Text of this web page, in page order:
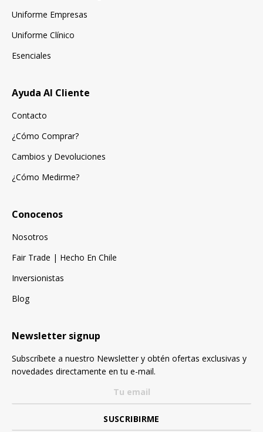
Uniforme Empresas
Uniforme Clínico
Esenciales
Ayuda Al Cliente
Contacto
¿Cómo Comprar?
Cambios y Devoluciones
¿Cómo Medirme?
Conocenos
Nosotros
Fair Trade | Hecho En Chile
Inversionistas
Blog
Newsletter signup
Subscríbete a nuestro Newsletter y obtén ofertas exclusivas y
novedades directamente en tu e-mail.